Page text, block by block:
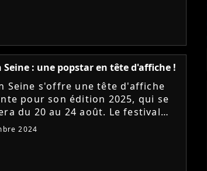
Seine : une popstar en tête d'affiche !
Seine s'offre une tête d'affiche
pour son édition 2025, qui se
du 20 au 24 août. Le festival
mettra LA révélation pop
2024